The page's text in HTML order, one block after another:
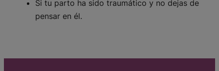
Si tu parto ha sido traumático y no dejas de
pensar en él.